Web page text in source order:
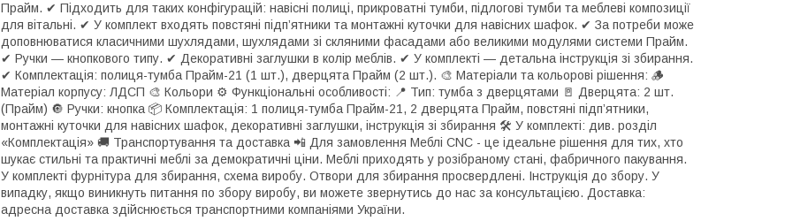
Прайм. ✔ Підходить для таких конфігурацій: навісні полиці, прикроватні тумби, підлогові тумби та меблеві композиції
для вітальні. ✔ У комплект входять повстяні підп’ятники та монтажні куточки для навісних шафок. ✔ За потреби може
доповнюватися класичними шухлядами, шухлядами зі скляними фасадами або великими модулями системи Прайм.
✔ Ручки — кнопкового типу. ✔ Декоративні заглушки в колір меблів. ✔ У комплекті — детальна інструкція зі збирання.
✔ Комплектація: полиця-тумба Прайм-21 (1 шт.), дверцята Прайм (2 шт.). 🎨 Матеріали та кольорові рішення: 🪵
Матеріал корпусу: ЛДСП 🎨 Кольори ⚙ Функціональні особливості: 📍 Тип: тумба з дверцятами 🚪 Дверцята: 2 шт.
(Прайм) 🔘 Ручки: кнопка 📦 Комплектація: 1 полиця-тумба Прайм-21, 2 дверцята Прайм, повстяні підп’ятники,
монтажні куточки для навісних шафок, декоративні заглушки, інструкція зі збирання 🛠 У комплекті: див. розділ
«Комплектація» 🚚 Транспортування та доставка 📲 Для замовлення Меблі CNC - це ідеальне рішення для тих, хто
шукає стильні та практичні меблі за демократичні ціни. Меблі приходять у розібраному стані, фабричного пакування.
У комплекті фурнітура для збирання, схема виробу. Отвори для збирання просвердлені. Інструкція до збору. У
випадку, якщо виникнуть питання по збору виробу, ви можете звернутись до нас за консультацією. Доставка:
адресна доставка здійснюється транспортними компаніями України.